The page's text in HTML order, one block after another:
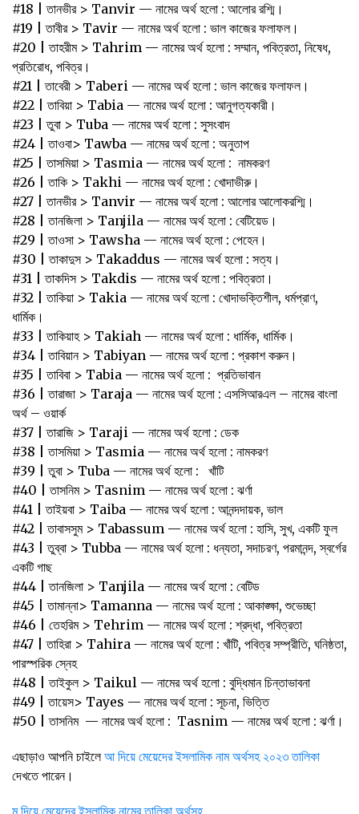
#18 | তানভীর > Tanvir — নামের অর্থ হলো : আলোর রশ্মি।
#19 | তাবীর > Tavir — নামের অর্থ হলো : ভাল কাজের ফলাফল।
#20 | তাহরীম > Tahrim — নামের অর্থ হলো : সম্মান, পবিত্রতা, নিষেধ,
প্রতিরোধ, পবিত্র।
#21 | তাবেরী > Taberi — নামের অর্থ হলো : ভাল কাজের ফলাফল।
#22 | তাবিয়া > Tabia — নামের অর্থ হলো : আনুগত্যকারী।
#23 | তুবা > Tuba — নামের অর্থ হলো : সুসংবাদ
#24 | তাওবা> Tawba — নামের অর্থ হলো : অনুতাপ
#25 | তাসমিয়া > Tasmia — নামের অর্থ হলো : নামকরণ
#26 | তাকি > Takhi — নামের অর্থ হলো : খোদাভীরু।
#27 | তানভীর > Tanvir — নামের অর্থ হলো : আলোর আলোকরশ্মি।
#28 | তানজিলা > Tanjila — নামের অর্থ হলো : বেটিয়েড।
#29 | তাওসা > Tawsha — নামের অর্থ হলো : পেহেন।
#30 | তাকাদুস > Takaddus — নামের অর্থ হলো : সত্য।
#31 | তাকদিস > Takdis — নামের অর্থ হলো : পবিত্রতা।
#32 | তাকিয়া > Takia — নামের অর্থ হলো : খোদাভক্তিশীল, ধর্মপ্রাণ,
ধার্মিক।
#33 | তাকিয়াহ > Takiah — নামের অর্থ হলো : ধার্মিক, ধার্মিক।
#34 | তাবিয়ান > Tabiyan — নামের অর্থ হলো : প্রকাশ করুন।
#35 | তাবিবা > Tabia — নামের অর্থ হলো : প্রতিভাবান
#36 | তারাজা > Taraja — নামের অর্থ হলো : এসসিআরএল – নামের বাংলা
অর্থ – ওয়ার্ক
#37 | তারাজি > Taraji — নামের অর্থ হলো : ডেক
#38 | তাসমিয়া > Tasmia — নামের অর্থ হলো : নামকরণ
#39 | তুবা > Tuba — নামের অর্থ হলো : খাঁটি
#40 | তাসনিম > Tasnim — নামের অর্থ হলো : ঝর্ণা
#41 | তাইয়বা > Taiba — নামের অর্থ হলো : আনন্দদায়ক, ভাল
#42 | তাবাসসুম > Tabassum — নামের অর্থ হলো : হাসি, সুখ, একটি ফুল
#43 | তুব্বা > Tubba — নামের অর্থ হলো : ধন্যতা, সদাচরণ, পরমানন্দ, স্বর্গের
একটি গাছ
#44 | তানজিলা > Tanjila — নামের অর্থ হলো : বেটিড
#45 | তামান্না> Tamanna — নামের অর্থ হলো : আকাঙ্ক্ষা, শুভেচ্ছা
#46 | তেহরিম > Tehrim — নামের অর্থ হলো : শ্রদ্ধা, পবিত্রতা
#47 | তাহিরা > Tahira — নামের অর্থ হলো : খাঁটি, পবিত্র সম্প্রীতি, ঘনিষ্ঠতা,
পারস্পরিক স্নেহ
#48 | তাইকুল > Taikul — নামের অর্থ হলো : বুদ্ধিমান চিন্তাভাবনা
#49 | তায়েস> Tayes — নামের অর্থ হলো : সূচনা, ভিত্তি
#50 | তাসনিম‌ ‌— নামের অর্থ হলো :‌ ‌ Tasnim — নামের অর্থ হলো : ঝর্ণা।‌
এছাড়াও আপনি চাইলেআ দিয়ে মেয়েদের ইসলামিক নাম অর্থসহ ২০২৩তালিকা
দেখতে পারেন।